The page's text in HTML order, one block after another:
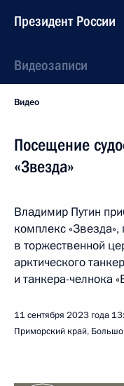
Президент России
Видеозаписи
Видео
Посещение
«Звезда»
Владимир Путин
комплекс «Звезда»,
в торжественной
арктического
и танкера-челнока
11 сентября 2023 года
Приморский край,